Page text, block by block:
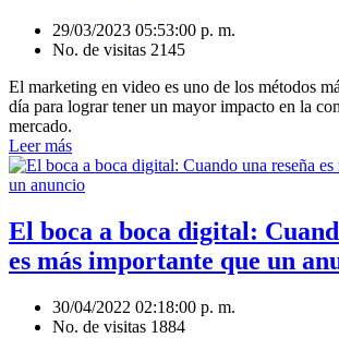
29/03/2023 05:53:00 p. m.
No. de visitas 2145
El marketing en video es uno de los métodos
día para lograr tener un mayor impacto en la
mercado.
Leer más
El boca a boca digital:
es más importante que un
30/04/2022 02:18:00 p. m.
No. de visitas 1884